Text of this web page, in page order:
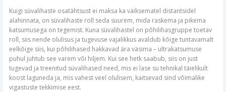
Kuigi süvalihaste osatähtsust ei maksa ka väiksematel distantsidel
alahinnata, on süvalihaste roll seda suurem, mida raskema ja pikema
katsumusega on tegemist. Kuna süvalihastel on põhilihasgruppe toetav
roll, siis nende olulisus ja tugevuse vajalikkus avaldub kõige tuntavamalt
eelkõige siis, kui põhilihased hakkavad ära väsima – ultrakatsumuse
puhul juhtub see varem või hiljem. Kui see hetk saabub, siis on just
tugevad ja treenitud süvalihased need, mis ei lase su tehnikal täielikult
koost laguneda ja, mis vahest veel olulisem, kaitsevad sind võimalike
vigastuste tekkimise eest.